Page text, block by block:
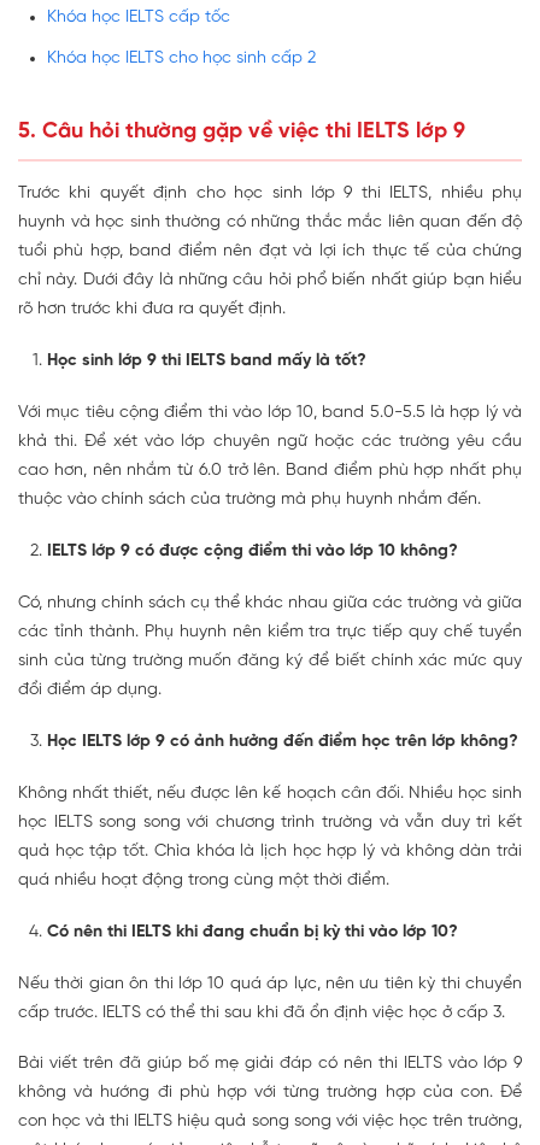
Khóa học IELTS cấp tốc
Khóa học IELTS cho học sinh cấp 2
5. Câu hỏi thường gặp về việc thi IELTS lớp 9
Trước khi quyết định cho học sinh lớp 9 thi IELTS, nhiều phụ
huynh và học sinh thường có những thắc mắc liên quan đến độ
tuổi phù hợp, band điểm nên đạt và lợi ích thực tế của chứng
chỉ này. Dưới đây là những câu hỏi phổ biến nhất giúp bạn hiểu
rõ hơn trước khi đưa ra quyết định.
Học sinh lớp 9 thi IELTS band mấy là tốt?
Với mục tiêu cộng điểm thi vào lớp 10, band 5.0-5.5 là hợp lý và
khả thi. Để xét vào lớp chuyên ngữ hoặc các trường yêu cầu
cao hơn, nên nhắm từ 6.0 trở lên. Band điểm phù hợp nhất phụ
thuộc vào chính sách của trường mà phụ huynh nhắm đến.
IELTS lớp 9 có được cộng điểm thi vào lớp 10 không?
Có, nhưng chính sách cụ thể khác nhau giữa các trường và giữa
các tỉnh thành. Phụ huynh nên kiểm tra trực tiếp quy chế tuyển
sinh của từng trường muốn đăng ký để biết chính xác mức quy
đổi điểm áp dụng.
Học IELTS lớp 9 có ảnh hưởng đến điểm học trên lớp không?
Không nhất thiết, nếu được lên kế hoạch cân đối. Nhiều học sinh
học IELTS song song với chương trình trường và vẫn duy trì kết
quả học tập tốt. Chìa khóa là lịch học hợp lý và không dàn trải
quá nhiều hoạt động trong cùng một thời điểm.
Có nên thi IELTS khi đang chuẩn bị kỳ thi vào lớp 10?
Nếu thời gian ôn thi lớp 10 quá áp lực, nên ưu tiên kỳ thi chuyển
cấp trước. IELTS có thể thi sau khi đã ổn định việc học ở cấp 3.
Bài viết trên đã giúp bố mẹ giải đáp có nên thi IELTS vào lớp 9
không và hướng đi phù hợp với từng trường hợp của con. Để
con học và thi IELTS hiệu quả song song với việc học trên trường,